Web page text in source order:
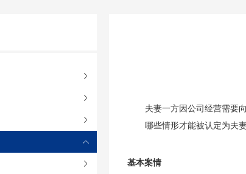
夫妻一方因公司经营需要
哪些情形才能被认定为夫
基本案情